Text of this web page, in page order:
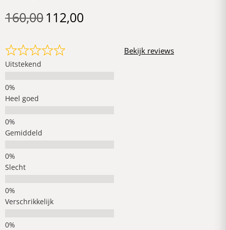
160,00112,00
Uitstekend
Heel goed
Gemiddeld
Slecht
Verschrikkelijk
Bekijk reviews